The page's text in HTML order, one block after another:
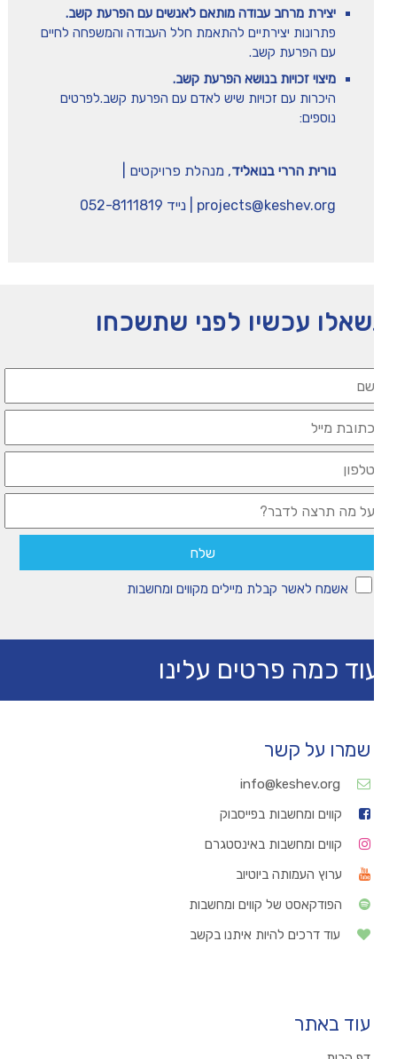
יצירת מרחב עבודה מותאם לאנשים עם הפרעת קשב.
פתרונות יצירתיים להתאמת חלל העבודה והמשפחה לחיים
עם הפרעת קשב.
מיצוי זכויות בנושא הפרעת קשב.
היכרות עם זכויות שיש לאדם עם הפרעת קשב.לפרטים
נוספים:
נורית הררי בנואליד, מנהלת פרויקטים |
projects@keshev.org| נייד 052-8111819
עכשיו לפני שתשכחו
אשמח לאשר קבלת מיילים מקווים ומחשבות
כמה פרטים עלינו
שמרו על קשר
info@keshev.org
קווים ומחשבות בפייסבוק
קווים ומחשבות באינסטגרם
ערוץ העמותה ביוטיוב
הפודקאסט של קווים ומחשבות
עוד דרכים להיות איתנו בקשב
עוד באתר